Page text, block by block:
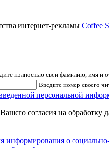
интернет-рекламы Coffee
полностью свои фамилию, имя и
Введите номер своего
персональной
согласия на